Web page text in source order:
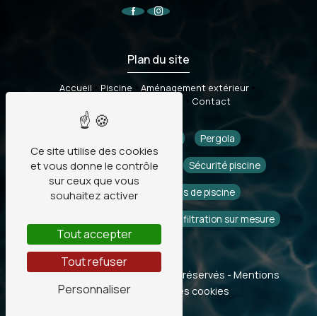
Plan du site
Accueil Piscine
Aménagement extérieur
Contact
Pergola
Aménagement extérieur Sécurité piscine
Piscine coque Abris de piscine
Piscine filtration sur mesure
©Vistalid- 2026 - Tous droits réservés -Mentions
légales- Gestion des cookies
Ce site utilise des cookies
et vous donne le contrôle
sur ceux que vous
souhaitez activer
Tout accepter
Tout refuser
Personnaliser